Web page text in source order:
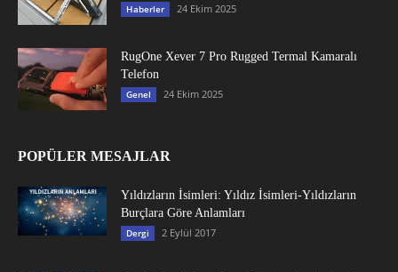
Haberler 24 Ekim 2025
RugOne Xever 7 Pro Rugged Termal Kamaralı
Telefon
Genel 24 Ekim 2025
POPÜLER MESAJLAR
Yıldızların İsimleri: Yıldız İsimleri-Yıldızların
Burçlara Göre Anlamları
Dergi 2 Eylül 2017